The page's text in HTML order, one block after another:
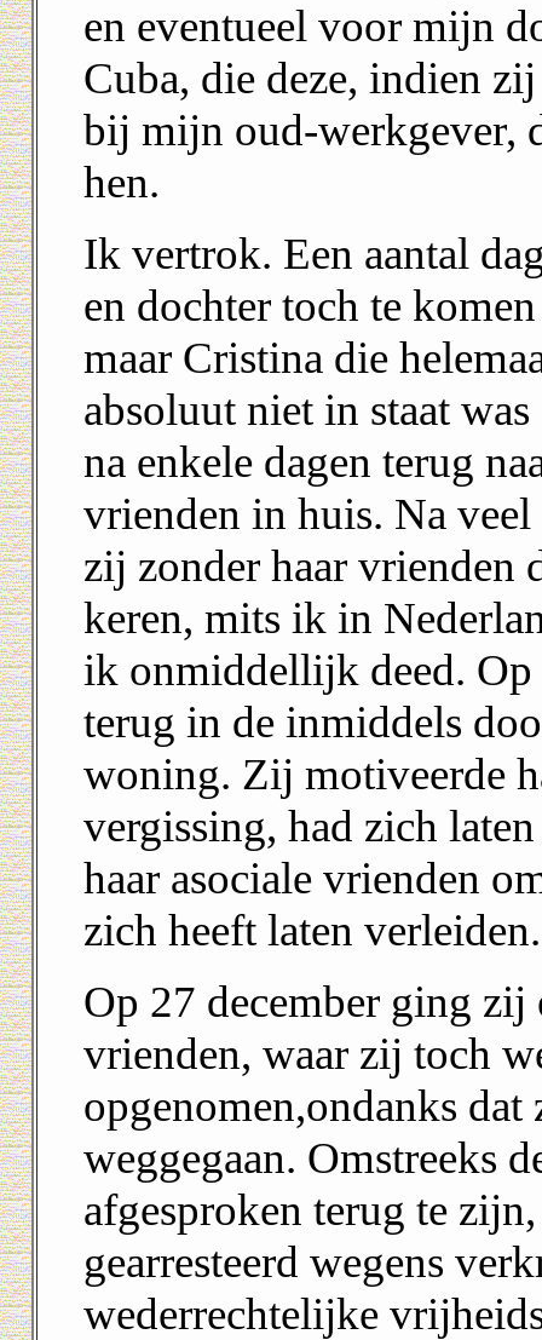
en eventueel voor mijn
Cuba, die deze, indien
bij mijn oud-werkgever,
hen.
Ik vertrok. Een aantal
en dochter toch te
maar Cristina die
absoluut niet in staat
na enkele dagen terug
vrienden in huis. Na
zij zonder haar vrienden
keren, mits ik in
ik onmiddellijk deed.
terug in de inmiddels
woning. Zij motiveerde
vergissing, had zich
haar asociale vrienden
zich heeft laten verleiden.
Op 27 december ging zij
vrienden, waar zij toch
opgenomen,ondanks
weggegaan. Omstreeks
afgesproken terug te
gearresteerd wegens
wederrechtelijke